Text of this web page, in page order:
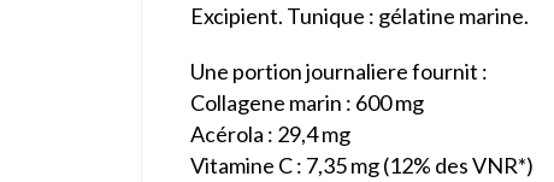
Excipient. Tunique : gélatine marine.
Une portion journaliere fournit :
Collagene marin : 600 mg
Acérola : 29,4 mg
Vitamine C : 7,35 mg (12% des VNR*)